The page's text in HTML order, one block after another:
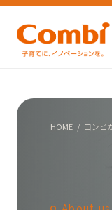
HOME コンビ